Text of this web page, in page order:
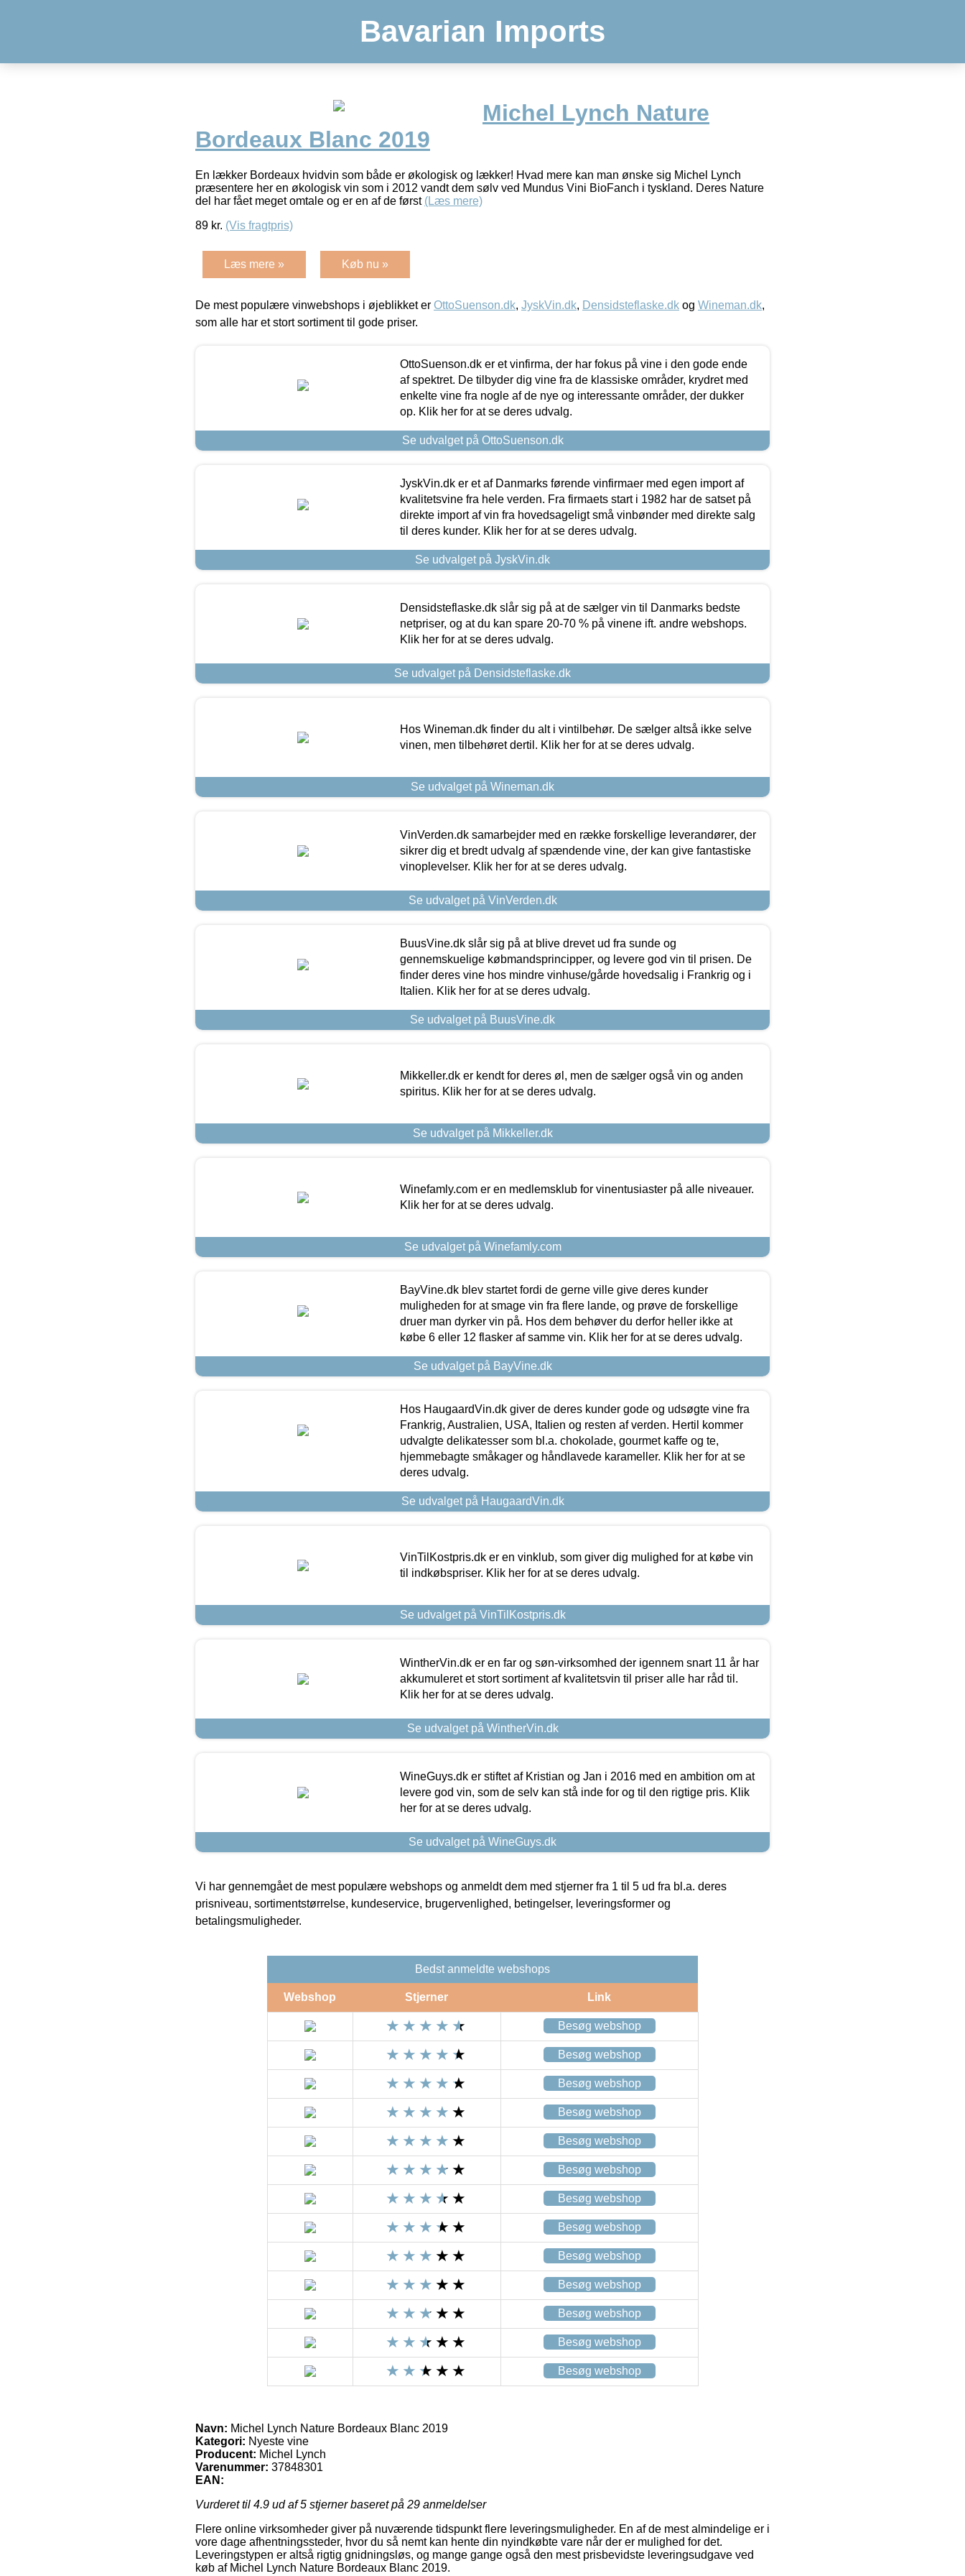
Bavarian Imports
Michel Lynch Nature
Bordeaux Blanc 2019
En lækker Bordeaux hvidvin som både er økologisk og lækker! Hvad mere kan man ønske sig Michel Lynch
præsentere her en økologisk vin som i 2012 vandt dem sølv ved Mundus Vini BioFanch i tyskland. Deres Nature
del har fået meget omtale og er en af de først (Læs mere)
89 kr. (Vis fragtpris)
Læs mere » Køb nu »
De mest populære vinwebshops i øjeblikket er OttoSuenson.dk, JyskVin.dk, Densidsteflaske.dk og Wineman.dk,
som alle har et stort sortiment til gode priser.
OttoSuenson.dk er et vinfirma, der har fokus på vine i den gode ende
af spektret. De tilbyder dig vine fra de klassiske områder, krydret med
enkelte vine fra nogle af de nye og interessante områder, der dukker
op. Klik her for at se deres udvalg.
Se udvalget på OttoSuenson.dk
JyskVin.dk er et af Danmarks førende vinfirmaer med egen import af
kvalitetsvine fra hele verden. Fra firmaets start i 1982 har de satset på
direkte import af vin fra hovedsageligt små vinbønder med direkte salg
til deres kunder. Klik her for at se deres udvalg.
Se udvalget på JyskVin.dk
Densidsteflaske.dk slår sig på at de sælger vin til Danmarks bedste
netpriser, og at du kan spare 20-70 % på vinene ift. andre webshops.
Klik her for at se deres udvalg.
Se udvalget på Densidsteflaske.dk
Hos Wineman.dk finder du alt i vintilbehør. De sælger altså ikke selve
vinen, men tilbehøret dertil. Klik her for at se deres udvalg.
Se udvalget på Wineman.dk
VinVerden.dk samarbejder med en række forskellige leverandører, der
sikrer dig et bredt udvalg af spændende vine, der kan give fantastiske
vinoplevelser. Klik her for at se deres udvalg.
Se udvalget på VinVerden.dk
BuusVine.dk slår sig på at blive drevet ud fra sunde og
gennemskuelige købmandsprincipper, og levere god vin til prisen. De
finder deres vine hos mindre vinhuse/gårde hovedsalig i Frankrig og i
Italien. Klik her for at se deres udvalg.
Se udvalget på BuusVine.dk
Mikkeller.dk er kendt for deres øl, men de sælger også vin og anden
spiritus. Klik her for at se deres udvalg.
Se udvalget på Mikkeller.dk
Winefamly.com er en medlemsklub for vinentusiaster på alle niveauer.
Klik her for at se deres udvalg.
Se udvalget på Winefamly.com
BayVine.dk blev startet fordi de gerne ville give deres kunder
muligheden for at smage vin fra flere lande, og prøve de forskellige
druer man dyrker vin på. Hos dem behøver du derfor heller ikke at
købe 6 eller 12 flasker af samme vin. Klik her for at se deres udvalg.
Se udvalget på BayVine.dk
Hos HaugaardVin.dk giver de deres kunder gode og udsøgte vine fra
Frankrig, Australien, USA, Italien og resten af verden. Hertil kommer
udvalgte delikatesser som bl.a. chokolade, gourmet kaffe og te,
hjemmebagte småkager og håndlavede karameller. Klik her for at se
deres udvalg.
Se udvalget på HaugaardVin.dk
VinTilKostpris.dk er en vinklub, som giver dig mulighed for at købe vin
til indkøbspriser. Klik her for at se deres udvalg.
Se udvalget på VinTilKostpris.dk
WintherVin.dk er en far og søn-virksomhed der igennem snart 11 år har
akkumuleret et stort sortiment af kvalitetsvin til priser alle har råd til.
Klik her for at se deres udvalg.
Se udvalget på WintherVin.dk
WineGuys.dk er stiftet af Kristian og Jan i 2016 med en ambition om at
levere god vin, som de selv kan stå inde for og til den rigtige pris. Klik
her for at se deres udvalg.
Se udvalget på WineGuys.dk
Vi har gennemgået de mest populære webshops og anmeldt dem med stjerner fra 1 til 5 ud fra bl.a. deres
prisniveau, sortimentstørrelse, kundeservice, brugervenlighed, betingelser, leveringsformer og
betalingsmuligheder.
Bedst anmeldte webshops
Webshop Stjerner Link
Besøg webshop
Besøg webshop
Besøg webshop
Besøg webshop
Besøg webshop
Besøg webshop
Besøg webshop
Besøg webshop
Besøg webshop
Besøg webshop
Besøg webshop
Besøg webshop
Besøg webshop
Navn: Michel Lynch Nature Bordeaux Blanc 2019
Kategori: Nyeste vine
Producent: Michel Lynch
Varenummer: 37848301
EAN:
Vurderet til 4.9 ud af 5 stjerner baseret på 29 anmeldelser
Flere online virksomheder giver på nuværende tidspunkt flere leveringsmuligheder. En af de mest almindelige er i
vore dage afhentningssteder, hvor du så nemt kan hente din nyindkøbte vare når der er mulighed for det.
Leveringstypen er altså rigtig gnidningsløs, og mange gange også den mest prisbevidste leveringsudgave ved
køb af Michel Lynch Nature Bordeaux Blanc 2019.